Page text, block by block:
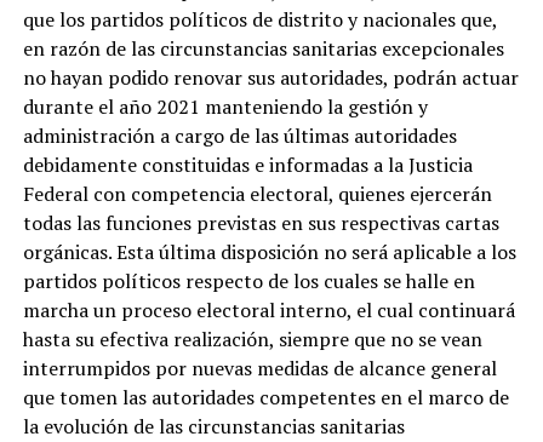
que los partidos políticos de distrito y nacionales que,
en razón de las circunstancias sanitarias excepcionales
no hayan podido renovar sus autoridades, podrán actuar
durante el año 2021 manteniendo la gestión y
administración a cargo de las últimas autoridades
debidamente constituidas e informadas a la Justicia
Federal con competencia electoral, quienes ejercerán
todas las funciones previstas en sus respectivas cartas
orgánicas. Esta última disposición no será aplicable a los
partidos políticos respecto de los cuales se halle en
marcha un proceso electoral interno, el cual continuará
hasta su efectiva realización, siempre que no se vean
interrumpidos por nuevas medidas de alcance general
que tomen las autoridades competentes en el marco de
la evolución de las circunstancias sanitarias